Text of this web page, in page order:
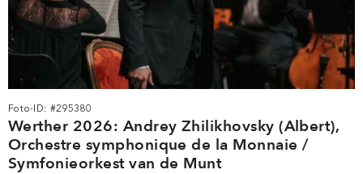
Foto-ID: #295380
Werther 2026: Andrey Zhilikhovsky (Albert),
Orchestre symphonique de la Monnaie /
Symfonieorkest van de Munt